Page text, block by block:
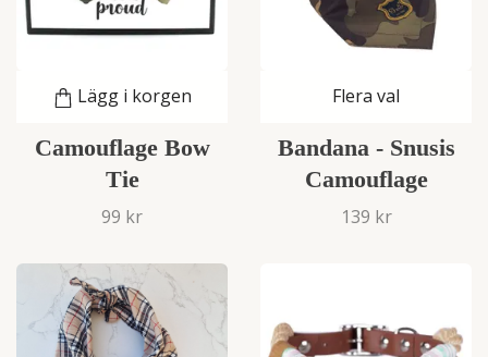
Lägg i korgen
Camouflage Bow
Tie
99 kr
Flera val
Bandana - Snusis
Camouflage
139 kr